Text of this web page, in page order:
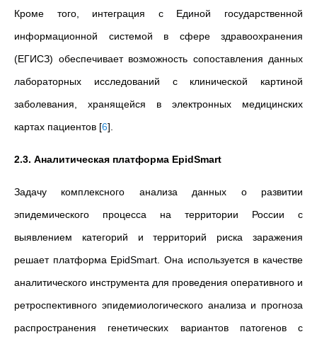
Кроме того, интеграция с Единой государственной
информационной системой в сфере здравоохранения
(ЕГИСЗ) обеспечивает возможность сопоставления данных
лабораторных исследований с клинической картиной
заболевания, хранящейся в электронных медицинских
картах пациентов [6]
2.3. Аналитическая платформа EpidSmart
Задачу комплексного анализа данных о развитии
эпидемического процесса на территории России с
выявлением категорий и территорий риска заражения
решает платформа EpidSmart. Она используется в качестве
аналитического инструмента для проведения оперативного и
ретроспективного эпидемиологического анализа и прогноза
распространения генетических вариантов патогенов с